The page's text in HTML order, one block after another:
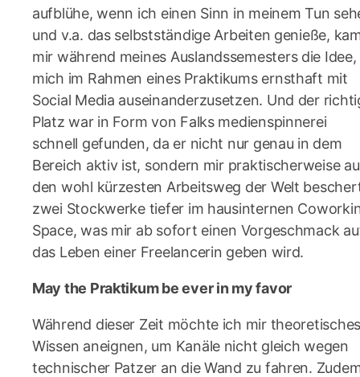
aufblühe, wenn ich einen Sinn in meinem Tun
und v.a. das selbstständige Arbeiten genieße,
mir während meines Auslandssemesters die Idee,
mich im Rahmen eines Praktikums ernsthaft mit
Social Media auseinanderzusetzen. Und der
Platz war in Form von Falks medienspinnerei
schnell gefunden, da er nicht nur genau in dem
Bereich aktiv ist, sondern mir praktischerweise
den wohl kürzesten Arbeitsweg der Welt
zwei Stockwerke tiefer im hausinternen
Space, was mir ab sofort einen Vorgeschmack
das Leben einer Freelancerin geben wird.
May the Praktikum be ever in my favor
Während dieser Zeit möchte ich mir
Wissen aneignen, um Kanäle nicht gleich wegen
technischer Patzer an die Wand zu fahren.